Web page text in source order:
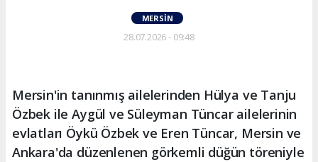
MERSIN
28.07.2026 - 09:48
Mersin'in tanınmış ailelerinden Hülya ve Tanju
Özbek ile Aygül ve Süleyman Tüncar ailelerinin
evlatları Öykü Özbek ve Eren Tüncar, Mersin ve
Ankara'da düzenlenen görkemli düğün töreniyle